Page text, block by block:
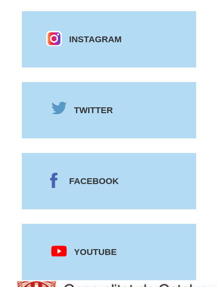
INSTAGRAM
TWITTER
FACEBOOK
YOUTUBE